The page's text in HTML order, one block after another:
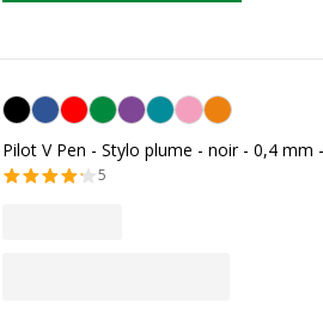
Noir
Pilot V Pen - Stylo plume - noir - 0,4 mm
5